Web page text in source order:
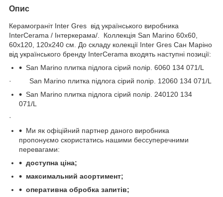
Опис
Керамограніт Inter Gres від українського виробника
InterCerama / Інтеркерама/. Коллекція San Marino 60х60,
60х120, 120х240 см. До складу колекції Inter Gres Сан Маріно
від українського бренду InterCerama входять наступні позиції:
San Marino плитка підлога сірий полір. 6060 134 071/L
· San Marino плитка підлога сірий полір. 12060 134 071/L
San Marino плитка підлога сірий полір. 240120 134
071/L
·
Ми як офіційний партнер даного виробника
пропонуємо скористатись нашими бессуперечними
перевагами:
доступна ціна;
максимальний асортимент;
оперативна обробка запитів;